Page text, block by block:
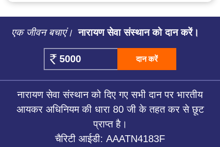
एक जीवन बचाएं। नारायण सेवा संस्थान को दान करें।
दान करें
नारायण सेवा संस्थान को दिए गए सभी दान पर भारतीय
आयकर अधिनियम की धारा 80 जी के तहत कर से छूट
प्राप्त है।
चैरिटी आईडी: AAATN4183F